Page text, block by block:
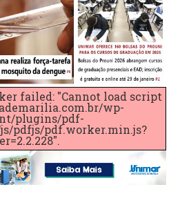
failed: "Cannot load script
wp-
plugins/pdf-
pdfjs/pdf.worker.min.js?